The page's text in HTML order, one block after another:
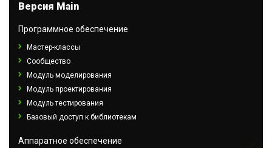
Версия Main
Программное обеспечение
Мастер-классы
Сообщество
Модуль моделирования
Модуль проектирования
Модуль тестирования
Базовый доступ к библиотекам
Аппаратное обеспечение